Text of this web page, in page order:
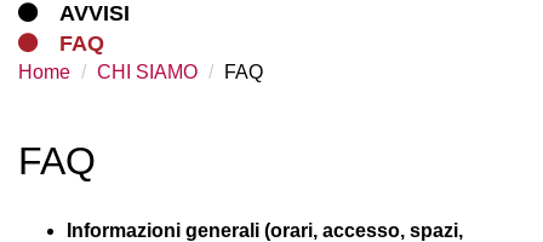
AVVISI
FAQ
Home CHI SIAMO FAQ
FAQ
Informazioni generali (orari, accesso, spazi,